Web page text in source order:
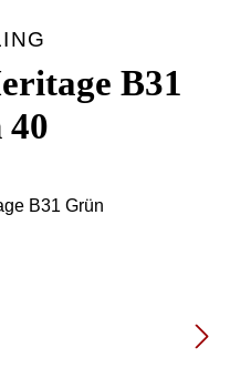
B31